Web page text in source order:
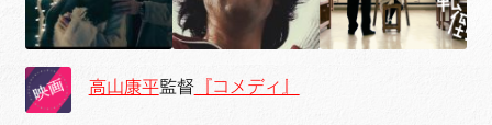
高山康平監督『コメディ』